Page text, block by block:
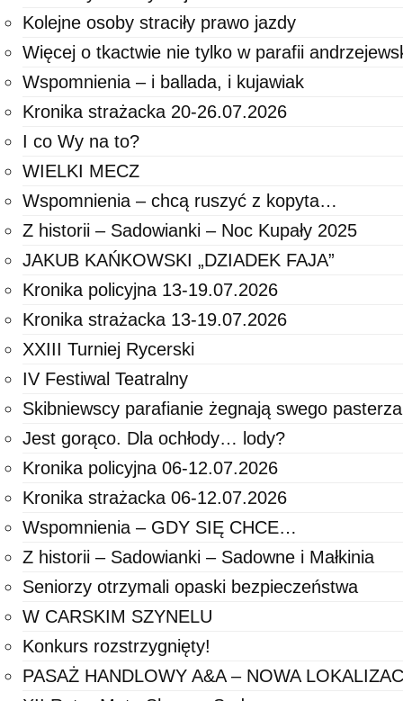
Kolejne osoby straciły prawo jazdy
Więcej o tkactwie nie tylko w parafii
Wspomnienia – i ballada, i kujawiak
Kronika strażacka 20-26.07.2026
I co Wy na to?
WIELKI MECZ
Wspomnienia – chcą ruszyć z kopyta…
Z historii – Sadowianki – Noc Kupały 2025
JAKUB KAŃKOWSKI „DZIADEK FAJA”
Kronika policyjna 13-19.07.2026
Kronika strażacka 13-19.07.2026
XXIII Turniej Rycerski
IV Festiwal Teatralny
Skibniewscy parafianie żegnają swego
Jest gorąco. Dla ochłody… lody?
Kronika policyjna 06-12.07.2026
Kronika strażacka 06-12.07.2026
Wspomnienia – GDY SIĘ CHCE…
Z historii – Sadowianki – Sadowne i Małkinia
Seniorzy otrzymali opaski bezpieczeństwa
W CARSKIM SZYNELU
Konkurs rozstrzygnięty!
PASAŻ HANDLOWY A&A – NOWA